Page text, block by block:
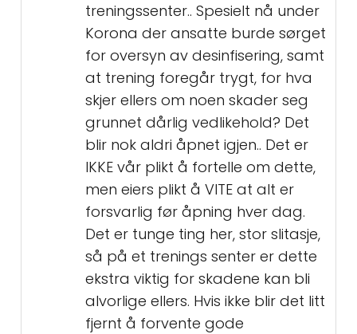
treningssenter.. Spesielt nå under
Korona der ansatte burde sørget
for oversyn av desinfisering, samt
at trening foregår trygt, for hva
skjer ellers om noen skader seg
grunnet dårlig vedlikehold? Det
blir nok aldri åpnet igjen.. Det er
IKKE vår plikt å fortelle om dette,
men eiers plikt å VITE at alt er
forsvarlig før åpning hver dag.
Det er tunge ting her, stor slitasje,
så på et trenings senter er dette
ekstra viktig for skadene kan bli
alvorlige ellers. Hvis ikke blir det litt
fjernt å forvente gode